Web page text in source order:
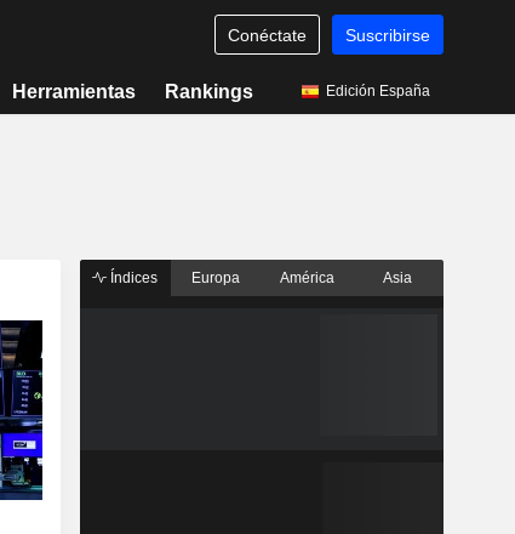
Conéctate Suscribirse
Herramientas Rankings Edición España
Índices Europa América Asia